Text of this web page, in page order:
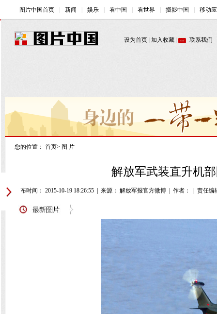
您的位置： 首页> 图 片
解放军武装直升机
发布时间： 2015-10-19 18:26:55 来源： 解放军报官方微博 作者： 责任编